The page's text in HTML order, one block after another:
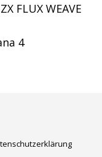
FLUX WEAVE
4